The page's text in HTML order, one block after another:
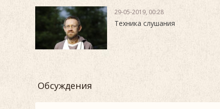
29-05-2019, 00:28
Техника слушания
Обсуждения